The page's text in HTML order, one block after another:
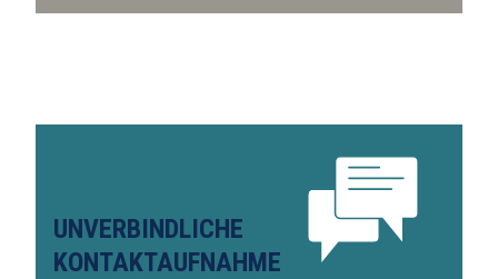
UNVERBINDLICHE
KONTAKTAUFNAHME